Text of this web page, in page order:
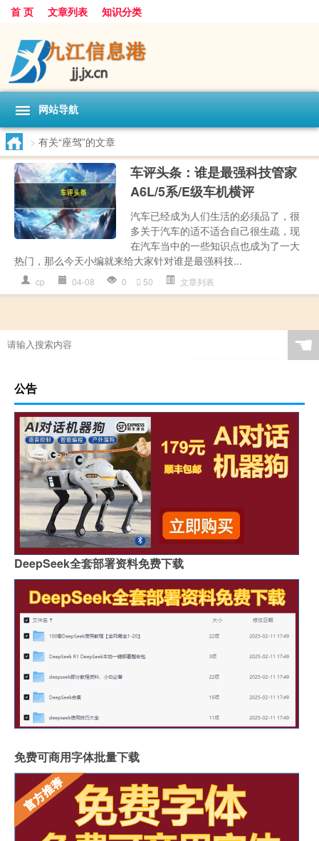
首 页 文章列表 知识分类
网站导航
> 有关“座驾”的文章
车评头条：谁是最强科技管家
A6L/5系/E级车机横评
汽车已经成为人们生活的必须品了，很
多关于汽车的适不适合自己很生疏，现
在汽车当中的一些知识点也成为了一大
热门，那么今天小编就来给大家针对谁是最强科技...
cp 04-08 0 50 文章列表
☚
公告
DeepSeek全套部署资料免费下载
免费可商用字体批量下载